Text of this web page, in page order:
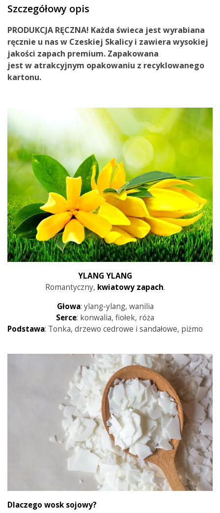
Szczegółowy opis
PRODUKCJA RĘCZNA! Każda świeca jest wyrabiana
ręcznie u nasw Czeskiej Skalicyi zawiera wysokiej
jakości zapach premium. Zapakowana
jest w atrakcyjnym opakowaniu z recyklowanego
kartonu.
YLANG YLANG
Romantyczny, kwiatowy zapach.
Głowa: ylang-ylang, wanilia
Serce: konwalia, fiołek, róża
Podstawa: Tonka, drzewo cedrowe i sandałowe, piżmo
Dlaczego wosk sojowy?